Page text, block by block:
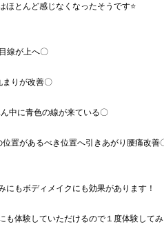
ほとんど感じなくなったそうです⭐
線が上へ〇
りが改善〇
中に青色の線が来ている〇
置があるべき位置へ引きあがり腰痛改善
にもボディメイクにも効果があります！
も体験していただけるので１度体験して